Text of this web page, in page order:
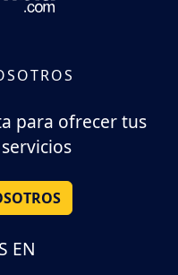
para ofrecer tus
EN